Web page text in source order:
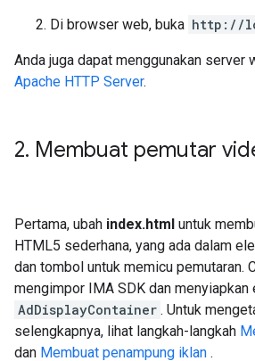
Di browser web, buka http://
Anda juga dapat menggunakan server
Apache HTTP Server.
2. Membuat pemutar
Pertama, ubah index.html untuk
HTML5 sederhana, yang ada dalam
dan tombol untuk memicu pemutaran.
mengimpor IMA SDK dan menyiapkan
AdDisplayContainer . Untuk
selengkapnya, lihat langkah-langkah
dan Membuat penampung iklan .